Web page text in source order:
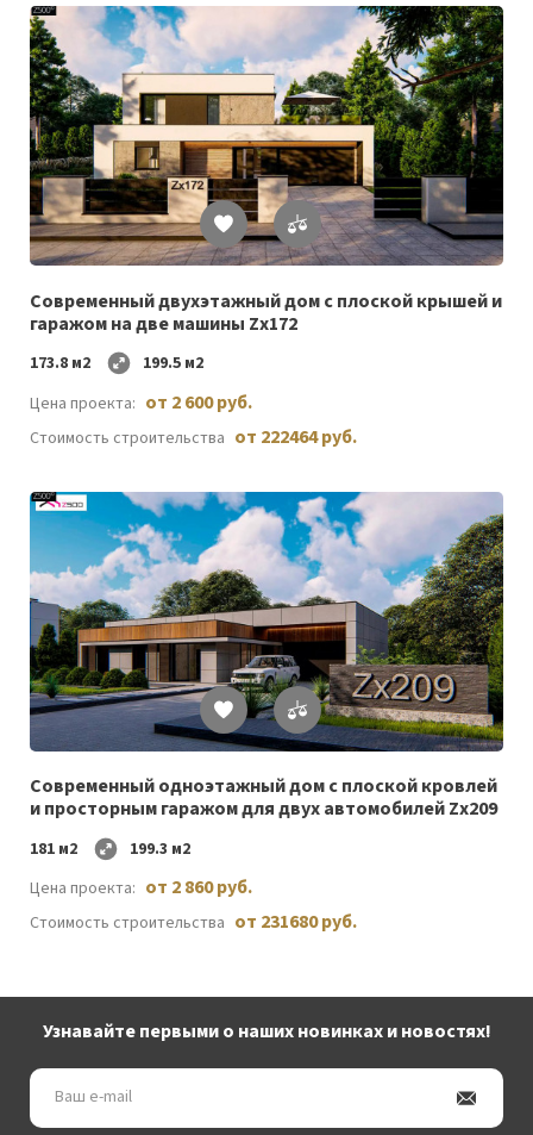
Список
желаемого
Cовременный двухэтажный дом с плоской крышей и
гаражом на две машины Zx172
173.8 м2
199.5 м2
Цена проекта: от 2 600 руб.
Стоимость строительства от 222464 руб.
Список
желаемого
Cовременный одноэтажный дом c плоской кровлей
и просторным гаражом для двух автомобилей Zx209
181 м2
199.3 м2
Цена проекта: от 2 860 руб.
Стоимость строительства от 231680 руб.
Узнавайте первыми о наших новинках и новостях!
Ваш
mail